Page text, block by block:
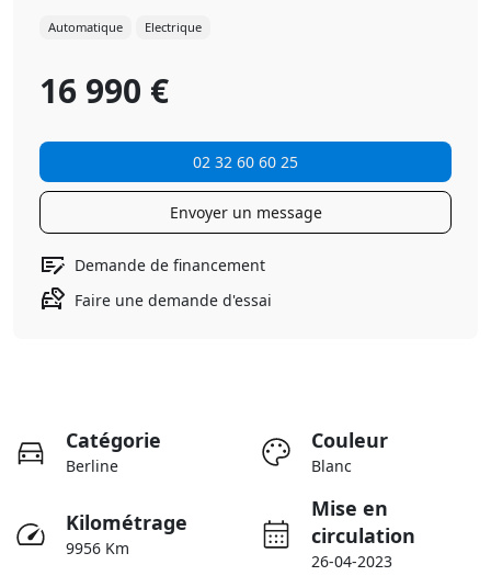
Automatique Electrique
16 990 €
02 32 60 60 25
Envoyer un message
Demande de financement
Faire une demande d'essai
Catégorie
Berline
Couleur
Blanc
Kilométrage
9956 Km
Mise en
circulation
26-04-2023